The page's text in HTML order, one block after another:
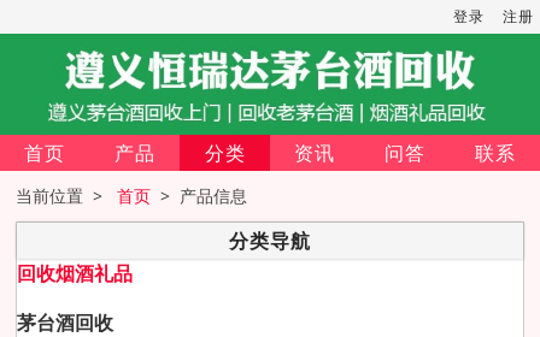
登录 注册
首页 产品 分类 资讯 问答 联系
当前位置 >首页 > 产品信息
分类导航
回收烟酒礼品
茅台酒回收